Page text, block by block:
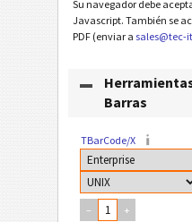
Su navegador debe
Javascript. También se
PDF (enviar a sales@tec-
Barras
TBarCode/X
– +